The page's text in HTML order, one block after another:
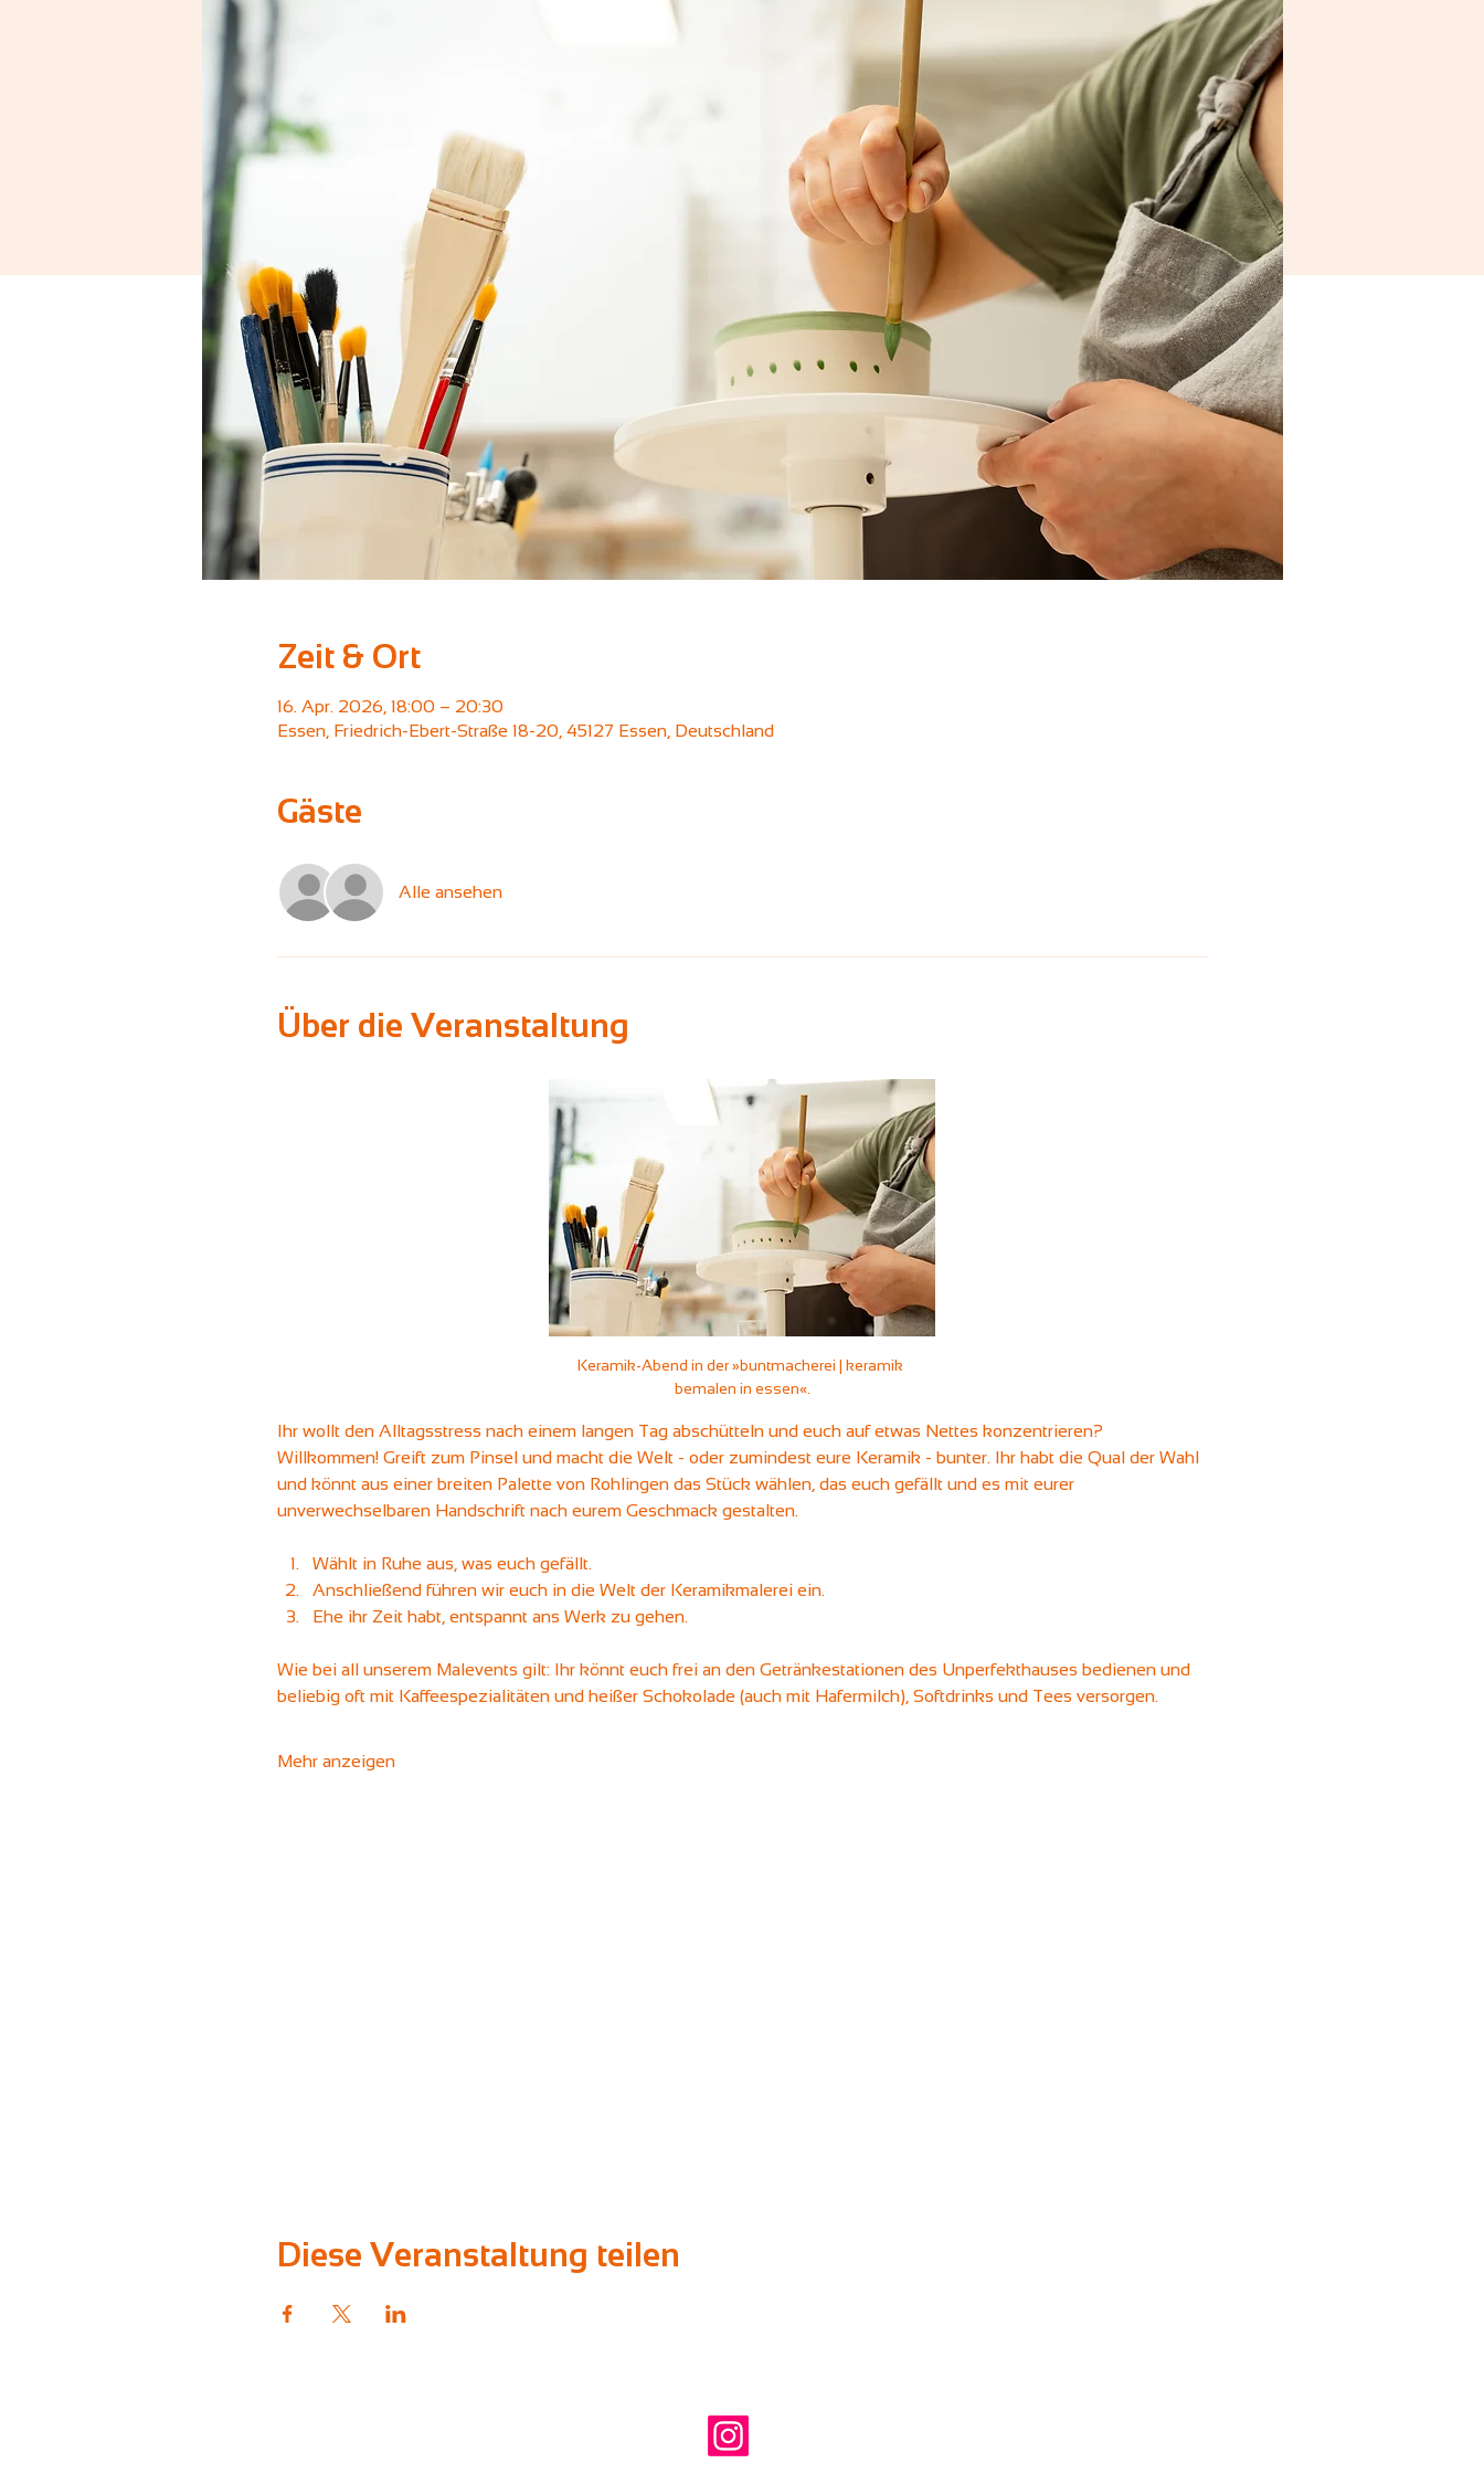
Zeit & Ort
16. Apr. 2026, 18:00 – 20:30
Essen, Friedrich-Ebert-Straße 18-20, 45127 Essen, Deutschland
Gäste
Alle ansehen
Über die Veranstaltung
Keramik-Abend in der »buntmacherei | keramik
bemalen in essen«.
Ihr wollt den Alltagsstress nach einem langen Tag abschütteln und euch auf etwas Nettes konzentrieren?
Willkommen! Greift zum Pinsel und macht die Welt - oder zumindest eure Keramik - bunter. Ihr habt die Qual der Wahl
und könnt aus einer breiten Palette von Rohlingen das Stück wählen, das euch gefällt und es mit eurer
unverwechselbaren Handschrift nach eurem Geschmack gestalten.
Wählt in Ruhe aus, was euch gefällt.
Anschließend führen wir euch in die Welt der Keramikmalerei ein.
Ehe ihr Zeit habt, entspannt ans Werk zu gehen.
Wie bei all unserem Malevents gilt: Ihr könnt euch frei an den Getränkestationen des Unperfekthauses bedienen und
beliebig oft mit Kaffeespezialitäten und heißer Schokolade (auch mit Hafermilch), Softdrinks und Tees versorgen.
Mehr anzeigen
Diese Veranstaltung teilen